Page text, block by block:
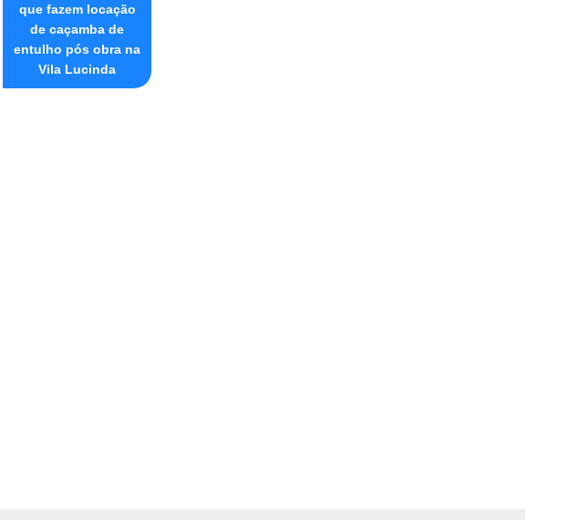
que fazem locação
de caçamba de
entulho pós obra na
Vila Lucinda